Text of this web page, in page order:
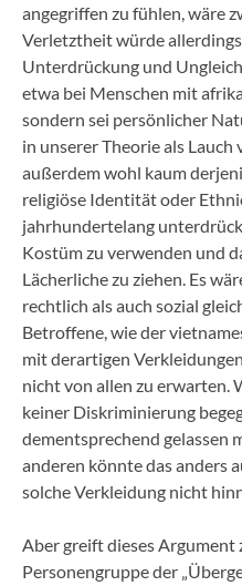
angegriffen zu fühlen, wäre
Verletztheit würde
Unterdrückung und
etwa bei Menschen mit
sondern sei persönlicher
in unserer Theorie als
außerdem wohl kaum
religiöse Identität oder
jahrhundertelang
Kostüm zu verwenden und
Lächerliche zu ziehen. Es
rechtlich als auch sozial
Betroffene, wie der
mit derartigen
nicht von allen zu erwarten.
keiner Diskriminierung
dementsprechend gelassen
anderen könnte das anders
solche Verkleidung nicht
Aber greift dieses Argument
Personengruppe der